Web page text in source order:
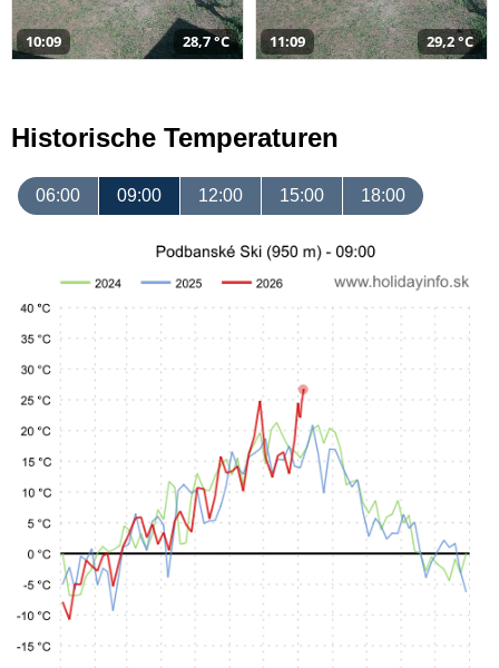
10:09 28,7 °C 11:09 29,2 °C
Historische Temperaturen
06:00 09:00 12:00 15:00 18:00